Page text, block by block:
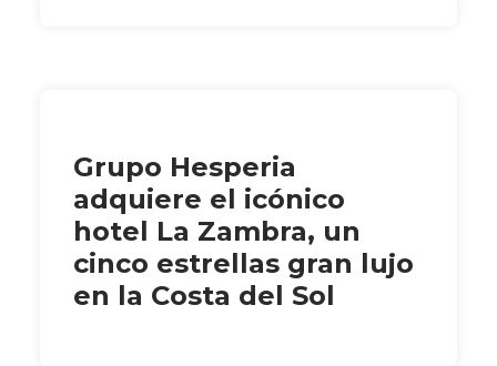
Grupo Hesperia
adquiere el icónico
hotel La Zambra, un
cinco estrellas gran lujo
en la Costa del Sol